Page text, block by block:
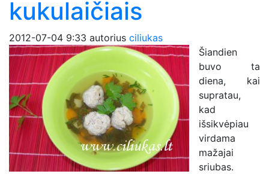
kukulaičiais
2012-07-04 9:33 autorius ciliukas
Šiandien
buvo ta
diena, kai
supratau,
kad
išsikvėpiau
virdama
mažajai
sriubas.